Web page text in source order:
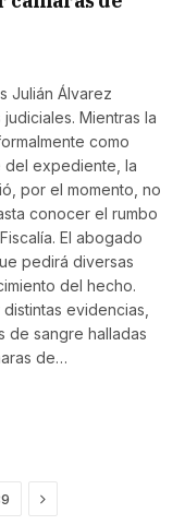
Julián Álvarez
Mientras la
como
del expediente, la
por el momento, no
conocer el rumbo
El abogado
pedirá diversas
del hecho.
evidencias,
de sangre halladas
de…
Next